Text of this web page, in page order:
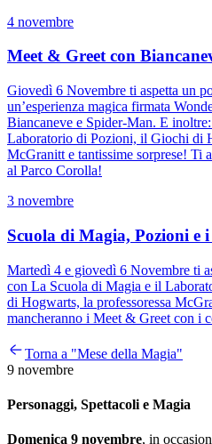
4 novembre
Meet & Greet con
Giovedì 6 Novembre ti aspetta un
un’esperienza magica firmata
Biancaneve e Spider-Man. E
Laboratorio di Pozioni, il Giochi di
McGranitt e tantissime sorprese! Ti
al Parco Corolla!
3 novembre
Scuola di Magia, Pozioni e
Martedì 4 e giovedì 6 Novembre ti
con La Scuola di Magia e il
di Hogwarts, la professoressa
mancheranno i Meet & Greet con i
Torna a "Mese della Magia"
9 novembre
Personaggi, Spettacoli e Magia
Domenica 9 novembre, in